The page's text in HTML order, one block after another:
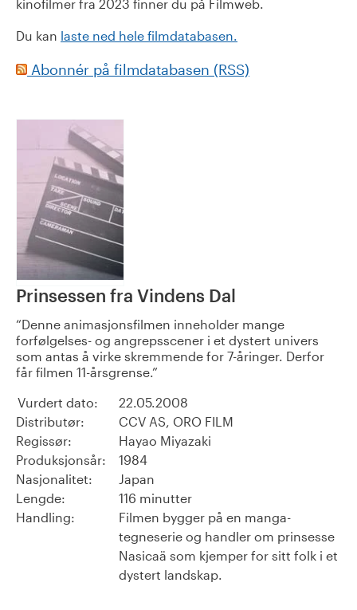
kinofilmer fra 2023 finner du på Filmweb.
Du kan laste ned hele filmdatabasen.
Abonnér på filmdatabasen (RSS)
Prinsessen fra Vindens Dal
Denne animasjonsfilmen inneholder mange
forfølgelses- og angrepsscener i et dystert univers
som antas å virke skremmende for 7-åringer. Derfor
får filmen 11-årsgrense.
Vurdert dato:
22.05.2008
Distributør:
CCV AS, ORO FILM
Regissør:
Hayao Miyazaki
Produksjonsår:
1984
Nasjonalitet:
Japan
Lengde:
116 minutter
Handling:
Filmen bygger på en manga-
tegneserie og handler om prinsesse
Nasicaä som kjemper for sitt folk i et
dystert landskap.